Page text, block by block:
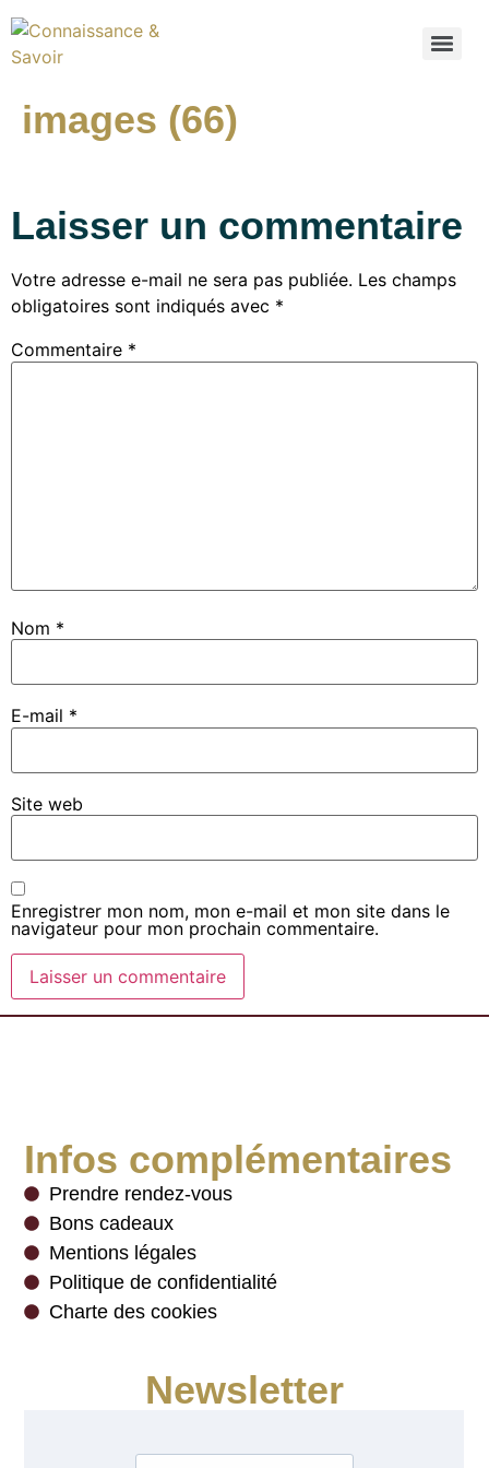
images (66)
Laisser un commentaire
Votre adresse e-mail ne sera pas publiée. Les champs
obligatoires sont indiqués avec *
Commentaire *
Nom *
E-mail *
Site web
Enregistrer mon nom, mon e-mail et mon site dans le
navigateur pour mon prochain commentaire.
Infos complémentaires
Prendre rendez-vous
Bons cadeaux
Mentions légales
Politique de confidentialité
Charte des cookies
Newsletter